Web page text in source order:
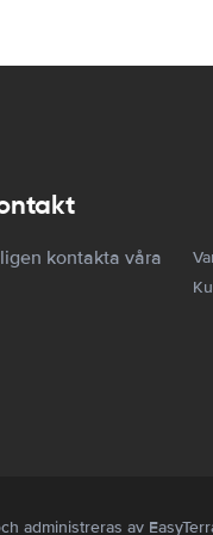
kontakta våra
administreras av